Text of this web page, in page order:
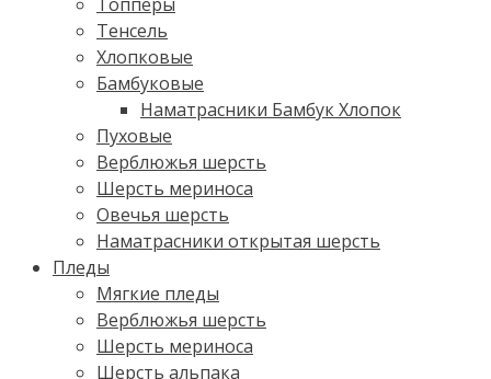
Тенсель
Хлопковые
Бамбуковые
Наматрасники Бамбук Хлопок
Пуховые
Верблюжья шерсть
Шерсть мериноса
Овечья шерсть
Наматрасники открытая шерсть
Пледы
Мягкие пледы
Верблюжья шерсть
Шерсть мериноса
Шерсть альпака